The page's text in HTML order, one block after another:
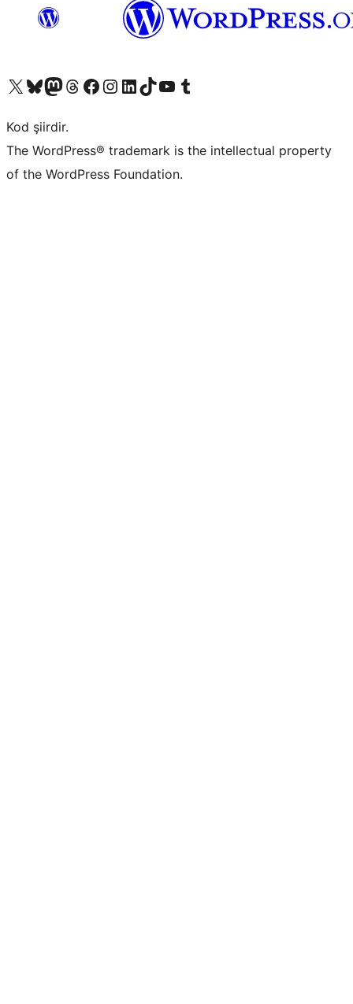
X (eski Twitter) hesabımıza bakın
Bluesky hesabımızı ziyaret edinMastodon hesabımızı ziyaret edinThreads hesabımızı ziyaret edinFacebook sayfamızı ziyaret edinInstagram hesabımızı ziyaret edinLinkedIn hesabımızı ziyaret edinTikTok hesabımızı ziyaret edinYouTube kanalımızı ziyaret edinTumblr hesabımızı ziyaret edin
Kod şiirdir.
The WordPress® trademark is the intellectual property
of the WordPress Foundation.